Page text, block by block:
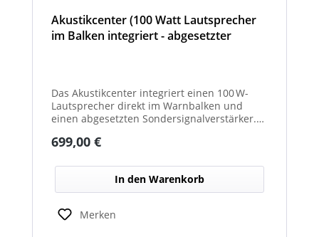
Akustikcenter (100 Watt Lautsprecher
im Balken integriert - abgesetzter
Das Akustikcenter integriert einen 100 W-
Lautsprecher direkt im Warnbalken und
einen abgesetzten Sondersignalverstärker.
DIN u. v. m. für effektive akustische
Regulärer Preis:
699,00 €
In den Warenkorb
Merken